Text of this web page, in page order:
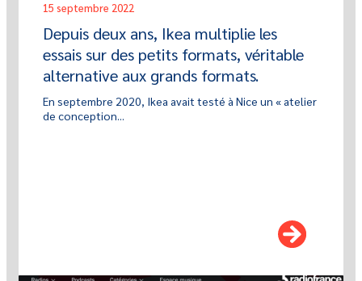
15 septembre 2022
Depuis deux ans, Ikea multiplie les
essais sur des petits formats, véritable
alternative aux grands formats.
En septembre 2020, Ikea avait testé à Nice un « atelier
de conception...